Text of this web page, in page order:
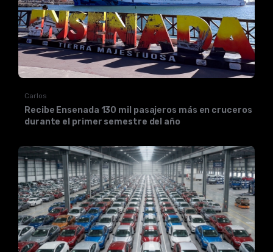
Carlos
Recibe Ensenada 130 mil pasajeros más en cruceros
durante el primer semestre del año